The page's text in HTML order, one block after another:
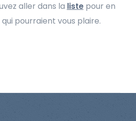
aller dans la listepour en
qui pourraient vous plaire.